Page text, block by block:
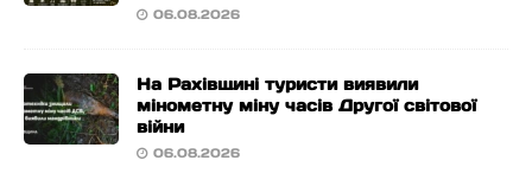
06.08.2026
На Рахівщині туристи виявили
мінометну міну часів Другої світової
війни
06.08.2026